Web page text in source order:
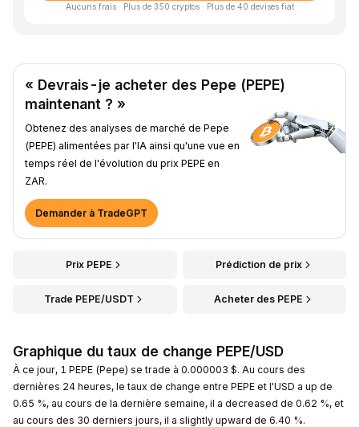
Aucuns frais · Plus de 350 cryptos · Plus de 40 devises fiat
« Devrais-je acheter des Pepe (PEPE)
maintenant ? »
Obtenez des analyses de marché de Pepe
(PEPE) alimentées par l'IA ainsi qu'une vue en
temps réel de l'évolution du prix PEPE en
ZAR.
Demander à TradeGPT
Prix PEPE Prédiction de prix
Trade PEPE/USDT Acheter des PEPE
Graphique du taux de change PEPE/USD
À ce jour, 1 PEPE (Pepe) se trade à 0.000003 $. Au cours des
dernières 24 heures, le taux de change entre PEPE et l'USD a up de
0.65 %, au cours de la dernière semaine, il a decreased de 0.62 %, et
au cours des 30 derniers jours, il a slightly upward de 6.40 %.